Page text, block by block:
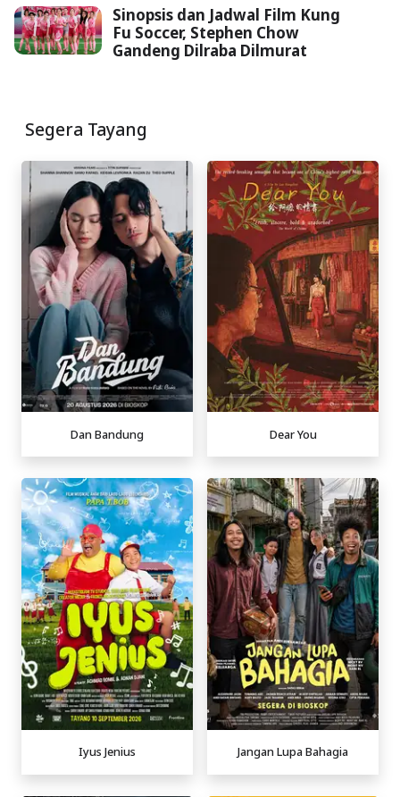
Sinopsis dan Jadwal Film Kung
Fu Soccer, Stephen Chow
Gandeng Dilraba Dilmurat
Segera Tayang
Dan Bandung Dear You
Iyus Jenius Jangan Lupa Bahagia